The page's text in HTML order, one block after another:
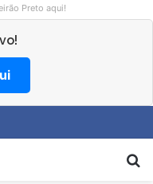
Preto aqui!